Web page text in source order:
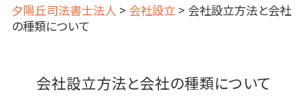
夕陽丘司法書士法人 > 会社設立 > 会社設立方法と会社
の種類について
会社設立方法と会社の種類について